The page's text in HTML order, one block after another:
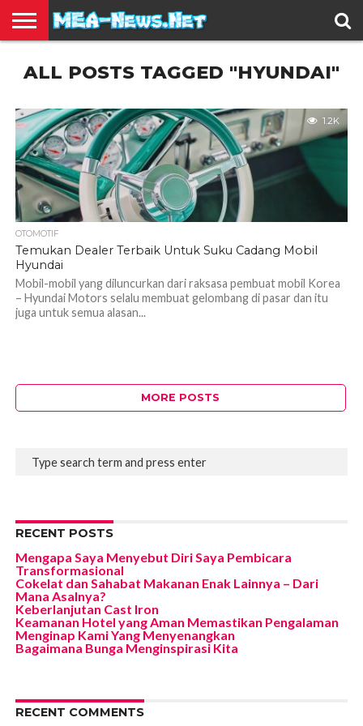
TERBARU
EDUKASI
HIBURAN
INSPIRASI
KESEHATAN
KULINER
OLAH
RAGA
OTOMOTIF
TRAVEL
JUAL
BELI
ALL POSTS TAGGED "HYUNDAI"
1.2K
OTOMOTIF
Temukan Dealer Terbaik Untuk Suku Cadang Mobil
Hyundai
Mobil-mobil yang diluncurkan dari raksasa pembuat mobil Korea
– Hyundai Motors selalu membuat gelombang di pasar dan itu
juga untuk semua alasan...
MORE POSTS
RECENT POSTS
Mengapa Saya Menyebut Diri Saya Pembicara
Transformasional
Cokelat dan Sahabat Makanan Enak Lainnya – Dari
Mana Asalnya?
Keberlanjutan Cast Iron
Keamanan Hotel yang Aman Memastikan Pengalaman
Menginap Kami Yang Menyenangkan
Bagaimana Bunga Menginspirasi Kita
RECENT COMMENTS